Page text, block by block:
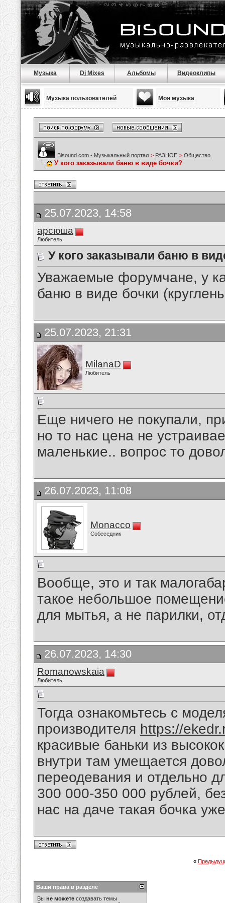
Музыка Dj Mixes Альбомы Видеоклипы
Музыка пользователей Моя музыка
Bisound.com - Музыкальный портал > РАЗНОЕ > Общество
У кого заказывали баню в виде бочки?
25.07.2023, 14:58
арсюша
Любитель
У кого заказывали баню в
Уважаемые форумчане, у
баню в виде бочки
25.07.2023, 21:31
MilanaD
Любитель
Еще ничего не покупали,
но то нас цена не
маленькие.. вопрос то
26.07.2023, 11:08
Monacco
Собеседник
Вообще, это и так
такое небольшое
для мытья, а не парилки,
26.07.2023, 14:30
Romanowskaia
Любитель
Тогда ознакомьтесь с
производителя https://
красивые баньки из
внутри там умещается
переодевания и отдельно
300 000-350 000 рублей,
нас на даче такая бочка
«
Ваши права в разделе
Вы не можете создавать темы